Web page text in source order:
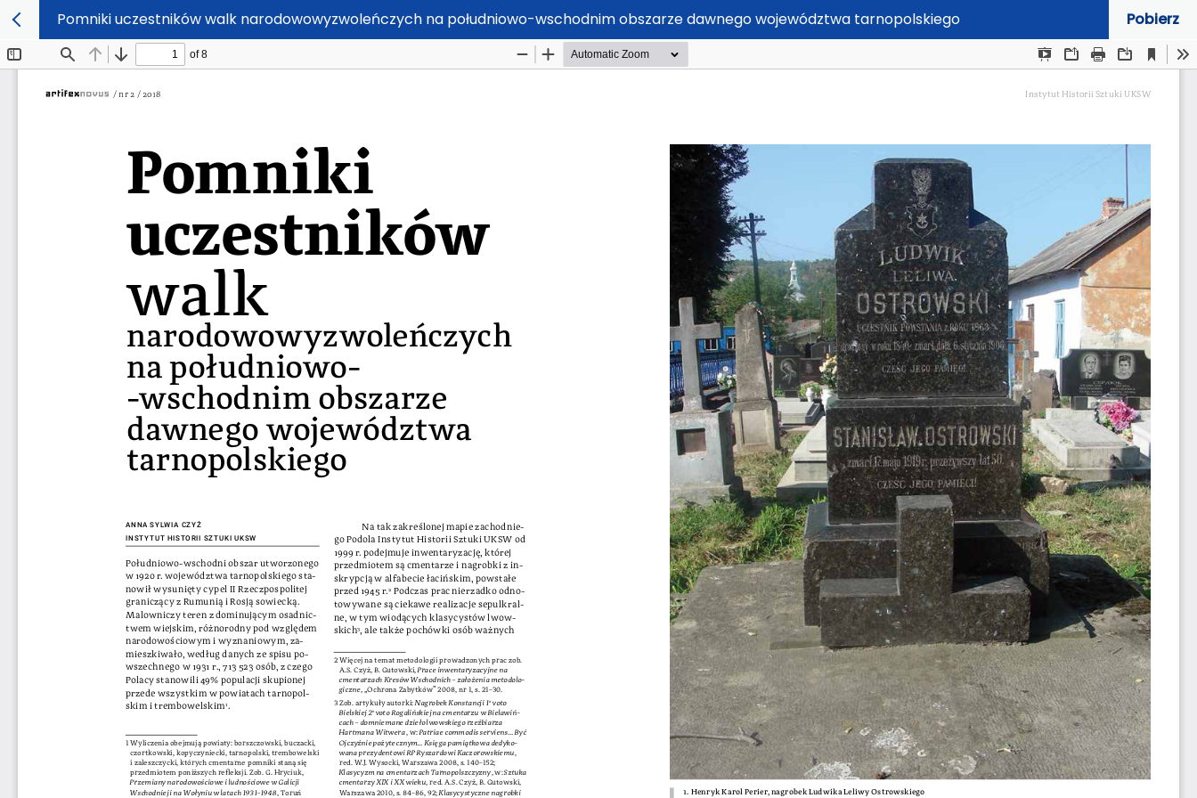
Pomniki uczestników walk narodowowyzwoleńczych na południowo-wschodnim obszarze dawnego województwa tarnopolskiego Pobierz